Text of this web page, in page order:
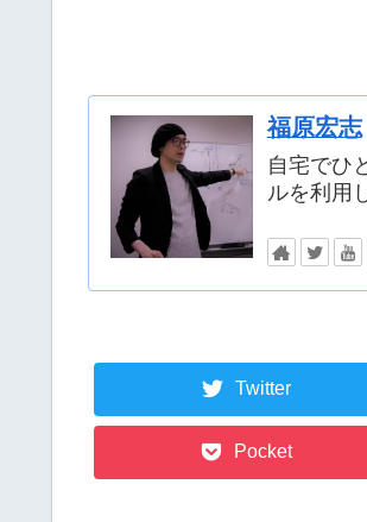
福原宏志
自宅でひ
ルを利用
Twitter
Pocket